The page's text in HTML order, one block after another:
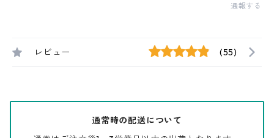
通報する
レビュー (55)
通常時の配送について